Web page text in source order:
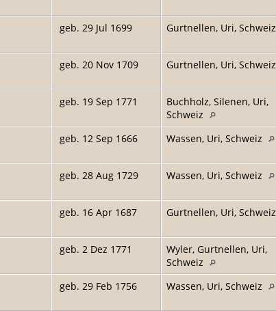
geb. 29 Jul 1699 Gurtnellen, Uri, Schweiz
geb. 20 Nov 1709 Gurtnellen, Uri, Schweiz
geb. 19 Sep 1771
Buchholz, Silenen, Uri,
Schweiz
geb. 12 Sep 1666 Wassen, Uri, Schweiz
geb. 28 Aug 1729 Wassen, Uri, Schweiz
geb. 16 Apr 1687 Gurtnellen, Uri, Schweiz
geb. 2 Dez 1771
Wyler, Gurtnellen, Uri,
Schweiz
geb. 29 Feb 1756 Wassen, Uri, Schweiz